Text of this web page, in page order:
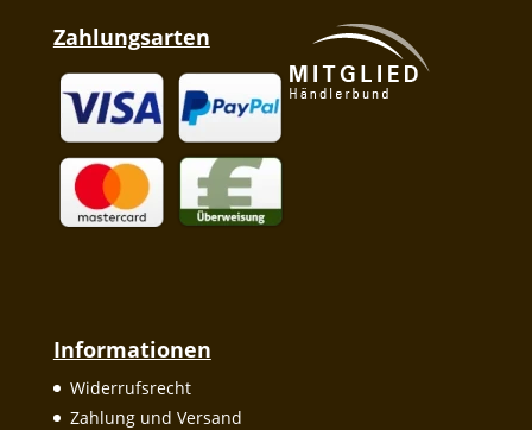
Zahlungsarten
Informationen
Widerrufsrecht
Zahlung und Versand